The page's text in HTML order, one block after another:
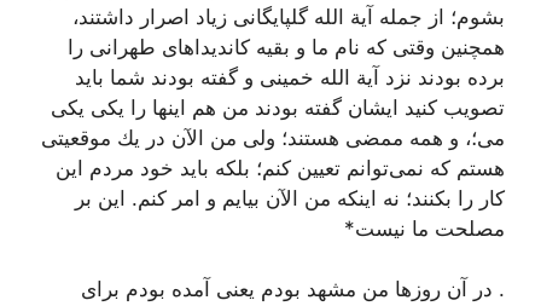
بشوم؛ از جمله آیة الله گلپایگانى زیاد اصرار داشتند،
همچنین وقتى كه نام ما و بقیه كاندیداهاى طهرانى را
برده بودند نزد آیة الله خمینى و گفته بودند شما باید
تصویب كنید ایشان گفته بودند من هم اینها را یكى یكى
مى؛، و همه ممضى هستند؛ ولى من الآن در یك موقعیتى
هستم كه نمى‌توانم تعیین كنم؛ بلكه باید خود مردم این
كار را بكنند؛ نه اینكه من الآن بیایم و امر كنم. این بر
مصلحت ما نیست*
. در آن روزها من مشهد بودم یعنى آمده بودم براى